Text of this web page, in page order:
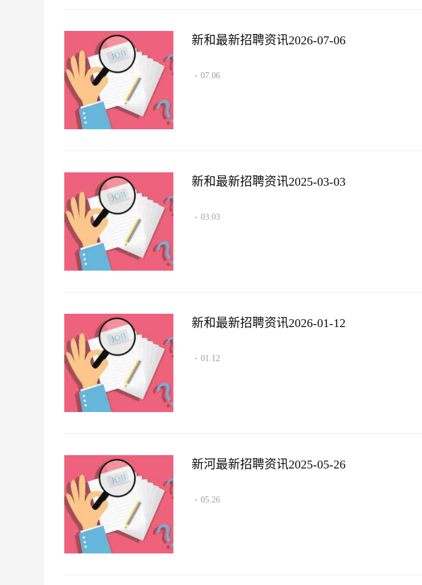
新和最新招聘资讯2026-07-06
· 07.06
新和最新招聘资讯2025-03-03
· 03.03
新和最新招聘资讯2026-01-12
· 01.12
新河最新招聘资讯2025-05-26
· 05.26